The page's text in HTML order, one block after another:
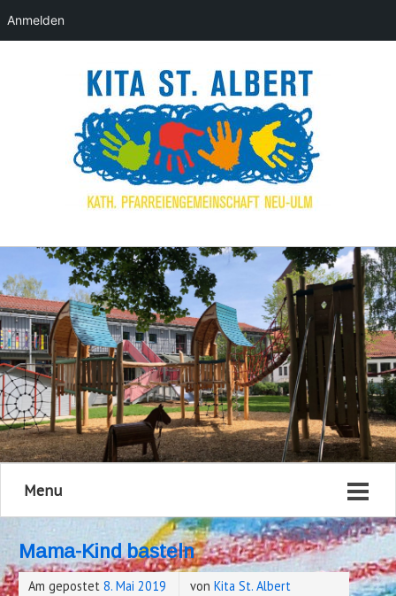
Menu
Mama-Kind basteln
Am gepostet 8. Mai 2019 von Kita St. Albert
Anmelden